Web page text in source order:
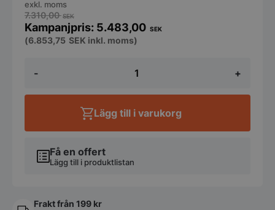
-
800x600x850mm
hylla
400x400x250mm
höger
mängd
+
7.310,00SEK
5.483,00 SEK
exkl. moms
(6.853,75 SEK inkl. moms)
Få en offert
Lägg till i produktlistan
Lägg till i varukorg
Frakt från 199 kr